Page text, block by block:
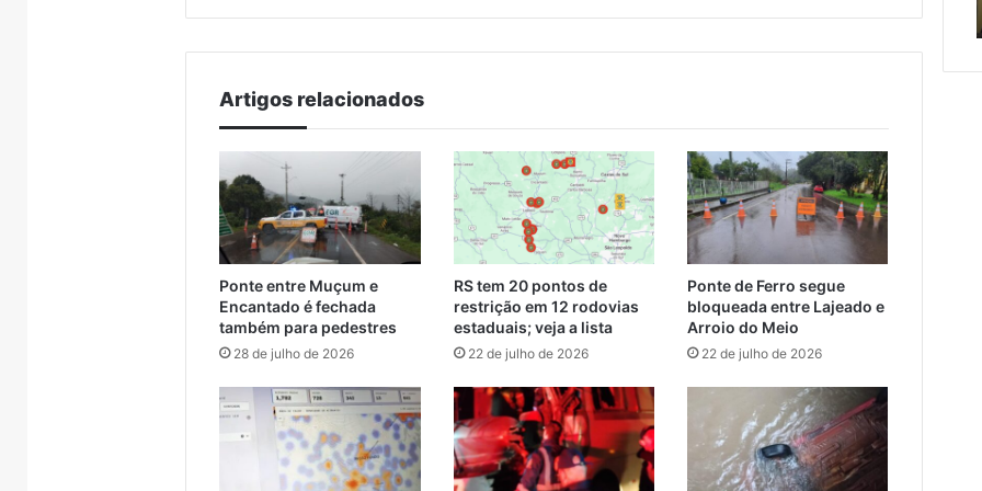
Artigos relacionados
Ponte entre Muçum e
Encantado é fechada
também para pedestres
28 de julho de 2026
RS tem 20 pontos de
restrição em 12 rodovias
estaduais; veja a lista
22 de julho de 2026
Ponte de Ferro segue
bloqueada entre Lajeado e
Arroio do Meio
22 de julho de 2026
resgatados em Canoas
entre
Encantado
de cuidar